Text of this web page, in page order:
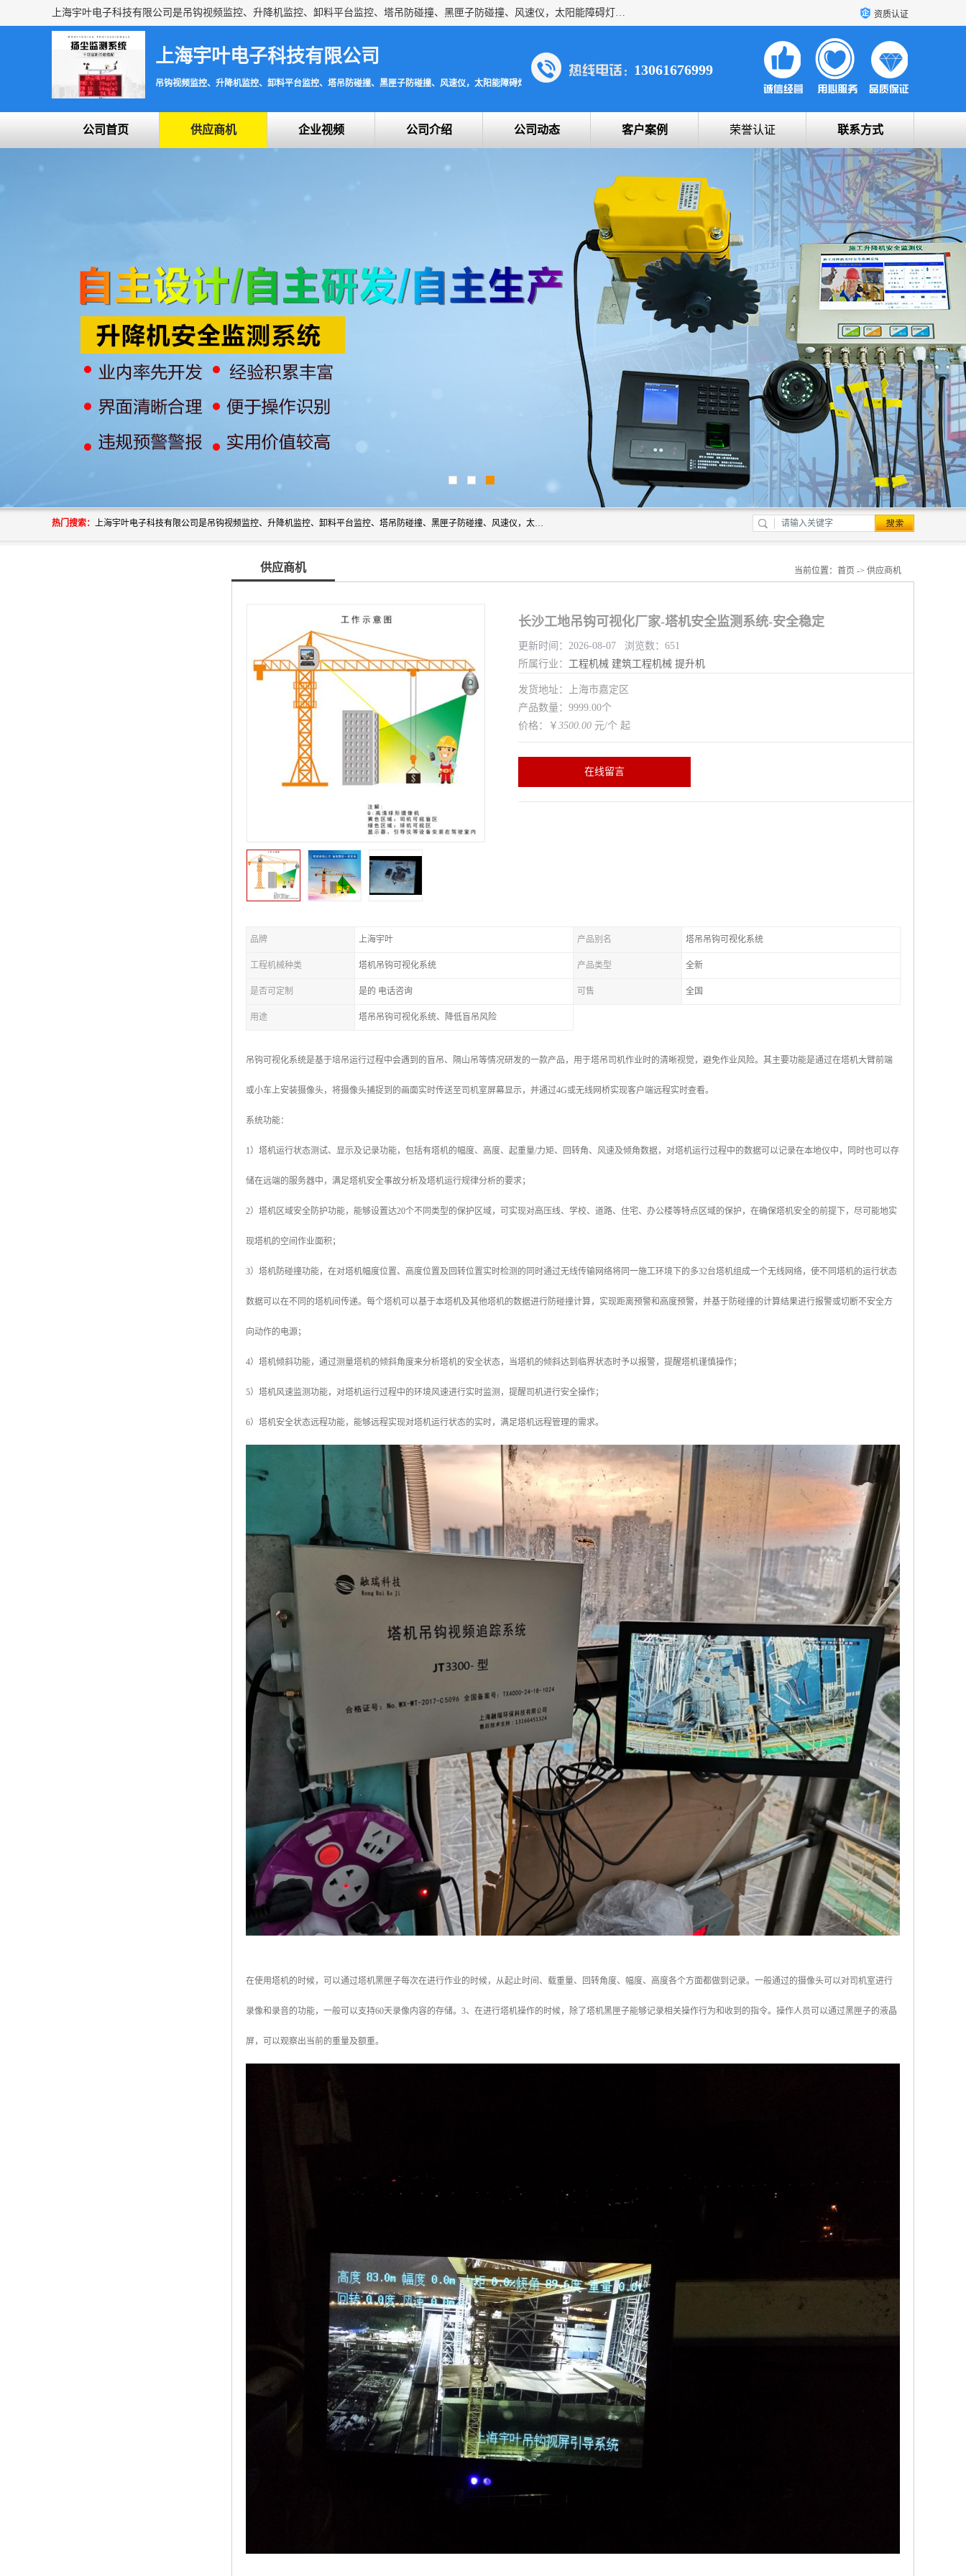
上海宇叶电子科技有限公司是吊钩视频监控、升降机监控、卸料平台监控、塔吊防碰撞、黑匣子防碰撞、风速仪，太阳能障碍灯安全提示灯等一系列升降机的常用配件产品专业研发生产加工的公司，拥有完整、科学的质量管理体系。 资质认证
上海宇叶电子科技有限公司
吊钩视频监控、升降机监控、卸料平台监控、塔吊防碰撞、黑匣子防碰撞、风速仪，太阳能障碍灯安全提示灯
13061676999
公司首页 供应商机 企业视频 公司介绍 公司动态 客户案例 荣誉认证 联系方式
热门搜索： 上海宇叶电子科技有限公司是吊钩视频监控、升降机监控、卸料平台监控、塔吊防碰撞、黑匣子防碰撞、风速仪，太阳能障碍灯安全提示灯等一系列升降机的常用配件产品专业研发生产加工的公司，拥有完整、科学的质量管理体系。
供应商机 当前位置： 首页 -> 供应商机
长沙工地吊钩可视化厂家-塔机安全监测系统-安全稳定
更新时间：2026-08-07 浏览数：651
所属行业： 工程机械 建筑工程机械 提升机
发货地址：上海市嘉定区
产品数量：9999.00个
价格：￥ 3500.00 元/个 起
在线留言
品牌 上海宇叶 产品别名 塔吊吊钩可视化系统
工程机械种类 塔机吊钩可视化系统 产品类型 全新
是否可定制 是的 电话咨询 可售 全国
用途 塔吊吊钩可视化系统、降低盲吊风险
吊钩可视化系统是基于培吊运行过程中会遇到的盲吊、隔山吊等情况研发的一款产品，用于塔吊司机作业时的清晰视觉，避免作业风险。其主要功能是通过在塔机大臂前端
或小车上安装摄像头，将摄像头捕捉到的画面实时传送至司机室屏幕显示，并通过4G或无线网桥实现客户端远程实时查看。
系统功能：
1）塔机运行状态测试、显示及记录功能，包括有塔机的幅度、高度、起重量/力矩、回转角、风速及倾角数据，对塔机运行过程中的数据可以记录在本地仪中，同时也可以存
储在远端的服务器中，满足塔机安全事故分析及塔机运行规律分析的要求；
2）塔机区域安全防护功能，能够设置达20个不同类型的保护区域，可实现对高压线、学校、道路、住宅、办公楼等特点区域的保护，在确保塔机安全的前提下，尽可能地实
现塔机的空间作业面积；
3）塔机防碰撞功能，在对塔机幅度位置、高度位置及回转位置实时检测的同时通过无线传输网络将同一施工环境下的多32台塔机组成一个无线网络，使不同塔机的运行状态
数据可以在不同的塔机间传递。每个塔机可以基于本塔机及其他塔机的数据进行防碰撞计算，实现距离预警和高度预警，并基于防碰撞的计算结果进行报警或切断不安全方
向动作的电源；
4）塔机倾斜功能，通过测量塔机的倾斜角度来分析塔机的安全状态，当塔机的倾斜达到临界状态时予以报警，提醒塔机谨慎操作；
5）塔机风速监测功能，对塔机运行过程中的环境风速进行实时监测，提醒司机进行安全操作；
6）塔机安全状态远程功能，能够远程实现对塔机运行状态的实时，满足塔机远程管理的需求。
在使用塔机的时候，可以通过塔机黑匣子每次在进行作业的时候，从起止时间、载重量、回转角度、幅度、高度各个方面都做到记录。一般通过的摄像头可以对司机室进行
录像和录音的功能，一般可以支持60天录像内容的存储。3、在进行塔机操作的时候，除了塔机黑匣子能够记录相关操作行为和收到的指令。操作人员可以通过黑匣子的液晶
屏，可以观察出当前的重量及额重。